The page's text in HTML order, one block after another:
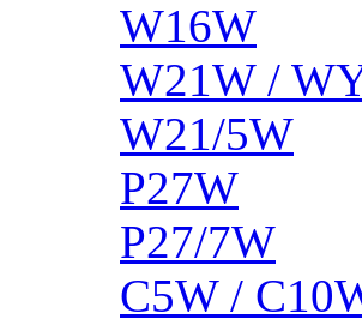
W16W
W21W /
W21/5W
P27W
P27/7W
C5W /